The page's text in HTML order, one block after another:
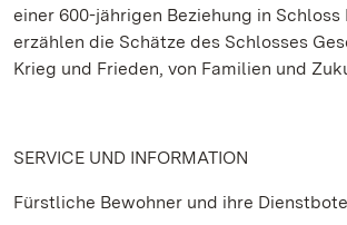
einer 600-jährigen Beziehung in
erzählen die Schätze des Schlosses
Krieg und Frieden, von Familien und
SERVICE UND INFORMATION
Fürstliche Bewohner und ihre